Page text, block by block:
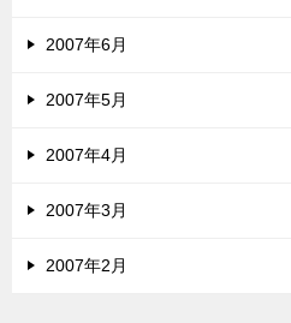
2007年6月
2007年5月
2007年4月
2007年3月
2007年2月